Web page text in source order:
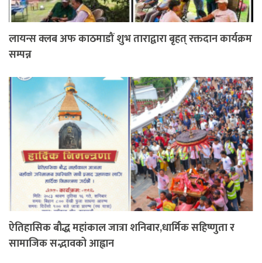
लायन्स क्लब अफ काठमाडौं शुभ ताराद्वारा बृहत् रक्तदान कार्यक्रम
सम्पन्न
ऐतिहासिक बौद्ध महांकाल जात्रा शनिबार,धार्मिक सहिष्णुता र
सामाजिक सद्भावको आह्वान